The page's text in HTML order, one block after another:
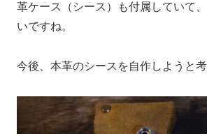
革ケース（シース）も付属していて
いですね。
今後、本革のシースを自作しようと考